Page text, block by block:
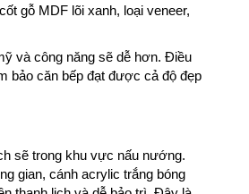
gỗ MDF lõi xanh, loại veneer,
và công năng sẽ dễ hơn. Điều
bảo căn bếp đạt được cả độ đẹp
sẽ trong khu vực nấu nướng.
gian, cánh acrylic trắng bóng